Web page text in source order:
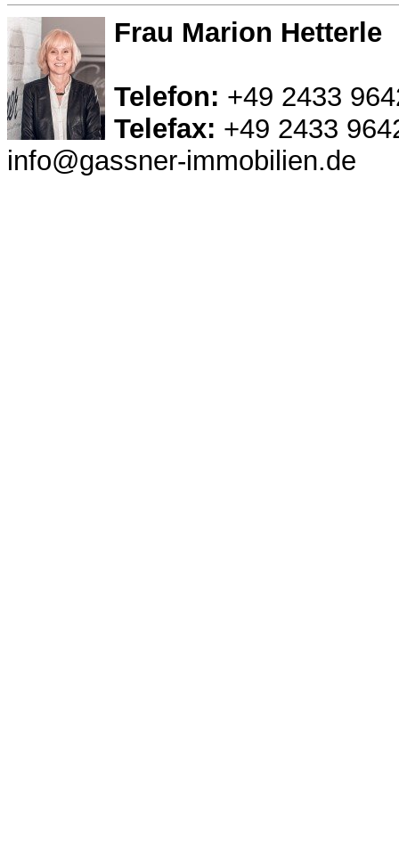
Frau Marion Hetterle
Telefon: +49 2433
Telefax: +49 2433
info@gassner-immobilien.de